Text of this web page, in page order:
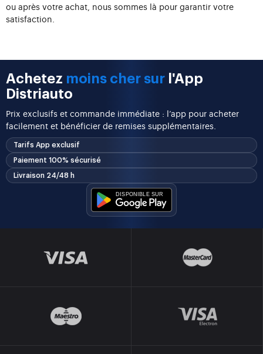
ou après votre achat, nous sommes là pour garantir votre
satisfaction.
Achetez moins cher sur l'App
Distriauto
Prix exclusifs et commande immédiate : l’app pour acheter
facilement et bénéficier de remises supplémentaires.
Tarifs App exclusif
Paiement 100% sécurisé
Livraison 24/48 h